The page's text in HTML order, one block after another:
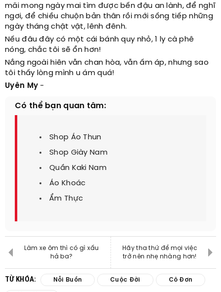
mãi mong ngày mai tìm được bến đậu an lành, để nghĩ
ngơi, để chiều chuộn bản thân rồi mới sống tiếp những
ngày tháng chật vật, lênh đênh.
Nếu đâu đây có một cái bánh quy nhỏ, 1 ly cà phê
nóng, chắc tôi sẽ ổn hơn!
Nắng ngoài hiên vẫn chan hòa, vẫn ấm áp, nhưng sao
tôi thấy lòng mình u ám quá!
Uyên My -
Có thể bạn quan tâm:
Shop Áo Thun
Shop Giày Nam
Quần Kaki Nam
Áo Khoác
Ẩm Thực
Làm xe ôm thì có gì xấu
hả ba?
Hãy tha thứ để mọi việc
trở nên nhẹ nhàng hơn!
TỪ KHÓA: Nỗi Buồn Cuộc Đời Cô Đơn